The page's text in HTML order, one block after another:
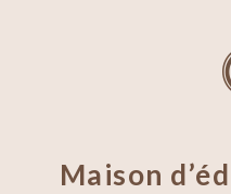
Maison